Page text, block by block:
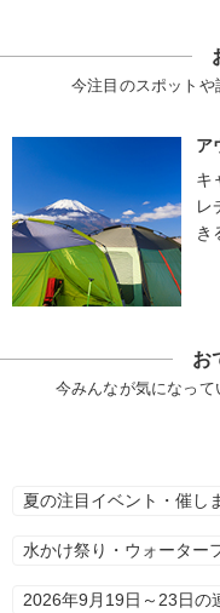
今注目のスポット
ア
キ
レ
き
お
今みんなが気になって
夏の注目イベント・催し
水かけ祭り・ウォーター
2026年9月19日～23日の